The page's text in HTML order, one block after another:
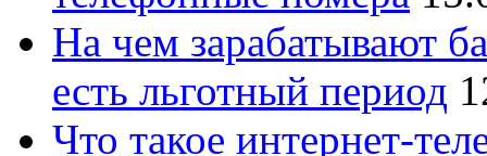
На чем зарабатывают
есть льготный период
Что такое интернет-